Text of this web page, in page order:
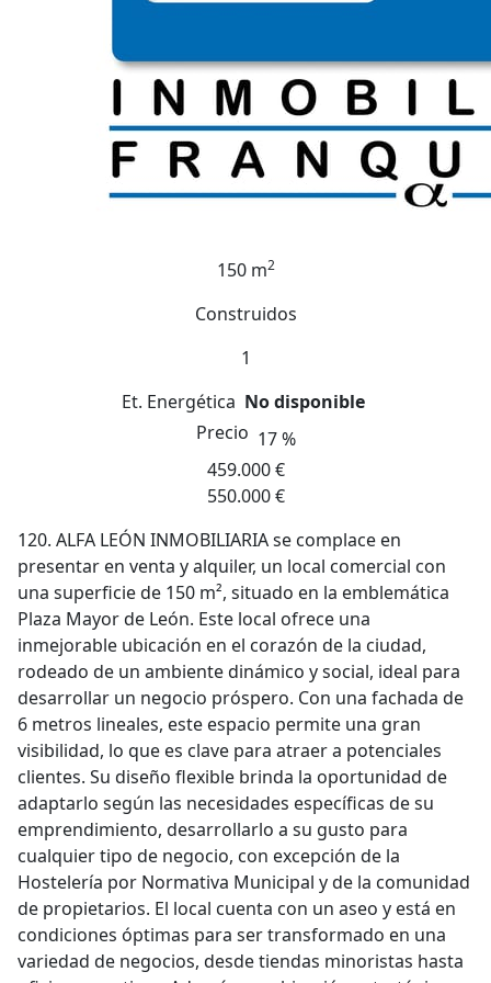
150 m2
Construidos
1
Et. Energética No disponible
Precio 17 %
459.000 €
550.000 €
120. ALFA LEÓN INMOBILIARIA se complace en
presentar en venta y alquiler, un local comercial con
una superficie de 150 m², situado en la emblemática
Plaza Mayor de León. Este local ofrece una
inmejorable ubicación en el corazón de la ciudad,
rodeado de un ambiente dinámico y social, ideal para
desarrollar un negocio próspero. Con una fachada de
6 metros lineales, este espacio permite una gran
visibilidad, lo que es clave para atraer a potenciales
clientes. Su diseño flexible brinda la oportunidad de
adaptarlo según las necesidades específicas de su
emprendimiento, desarrollarlo a su gusto para
cualquier tipo de negocio, con excepción de la
Hostelería por Normativa Municipal y de la comunidad
de propietarios. El local cuenta con un aseo y está en
condiciones óptimas para ser transformado en una
variedad de negocios, desde tiendas minoristas hasta